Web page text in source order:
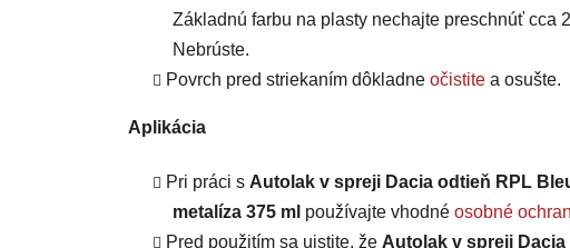
Základnú farbu na plasty nechajte preschnúť cca
Nebrúste.
Povrch pred striekaním dôkladne očistite a osušte.
Aplikácia
Pri práci s Autolak v spreji Dacia odtieň RPL
metalíza 375 ml používajte vhodné osobné
Pred použitím sa uistite, že Autolak v spreji